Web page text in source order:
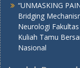
“UNMASKING
Bridging
Neurologi
Kuliah Tamu
Nasional